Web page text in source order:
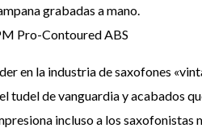
grabadas a mano.
Pro-Contoured ABS
en la industria de saxofones
tudel de vanguardia y acabados
incluso a los saxofonistas